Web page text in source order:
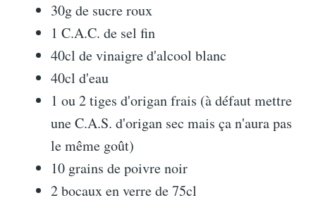
30g de sucre roux
1 C.A.C. de sel fin
40cl de vinaigre d'alcool blanc
40cl d'eau
1 ou 2 tiges d'origan frais (à défaut mettre
une C.A.S. d'origan sec mais ça n'aura pas
le même goût)
10 grains de poivre noir
2 bocaux en verre de 75cl